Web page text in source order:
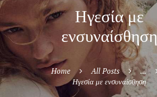
Ηγεσία με
ενσυναίσθηση
Home All Posts
...
Ηγεσία με ενσυναίσθηση